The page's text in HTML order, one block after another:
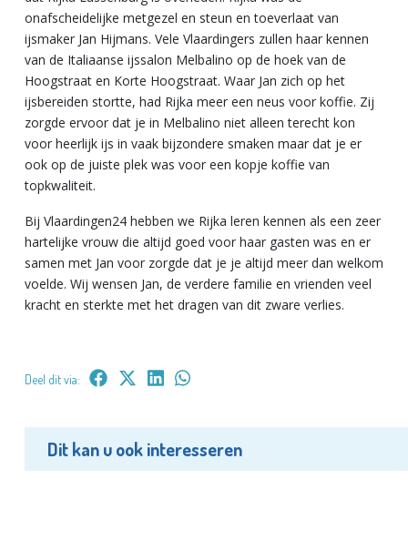
onafscheidelijke metgezel en steun en toeverlaat van
ijsmaker Jan Hijmans. Vele Vlaardingers zullen haar kennen
van de Italiaanse ijssalon Melbalino op de hoek van de
Hoogstraat en Korte Hoogstraat. Waar Jan zich op het
ijsbereiden stortte, had Rijka meer een neus voor koffie. Zij
zorgde ervoor dat je in Melbalino niet alleen terecht kon
voor heerlijk ijs in vaak bijzondere smaken maar dat je er
ook op de juiste plek was voor een kopje koffie van
topkwaliteit.
Bij Vlaardingen24 hebben we Rijka leren kennen als een zeer
hartelijke vrouw die altijd goed voor haar gasten was en er
samen met Jan voor zorgde dat je je altijd meer dan welkom
voelde. Wij wensen Jan, de verdere familie en vrienden veel
kracht en sterkte met het dragen van dit zware verlies.
Deel dit via:
Dit kan u ook interesseren